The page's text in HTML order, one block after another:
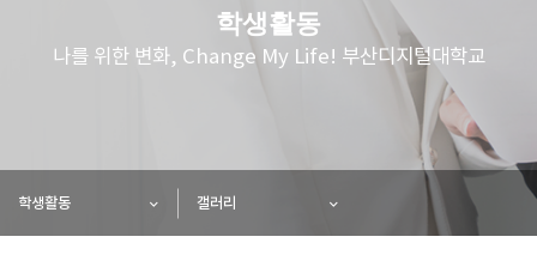
학생활동
나를 위한 변화, Change My Life! 부산디지털대학교
학생활동 갤러리